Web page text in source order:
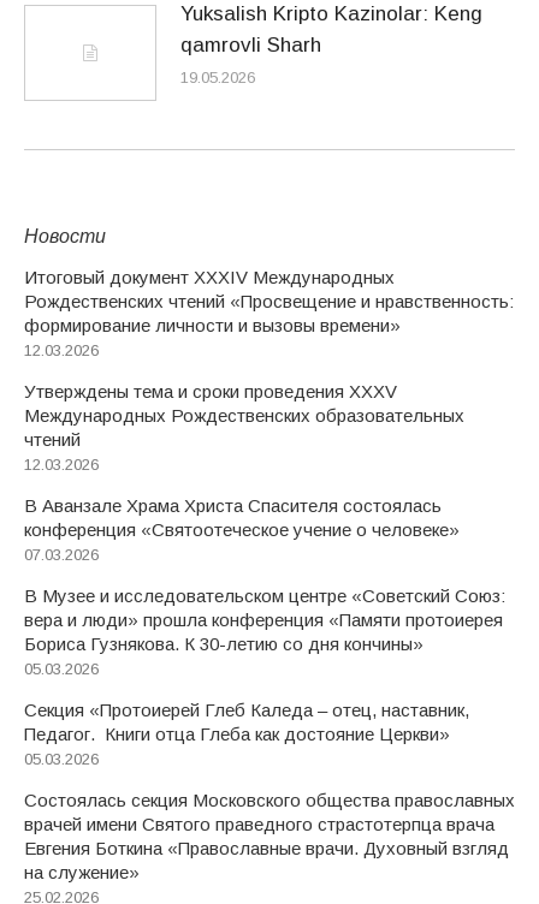
Yuksalish Kripto Kazinolar: Keng
qamrovli Sharh
19.05.2026
Новости
Итоговый документ XXХIV Международных
Рождественских чтений «Просвещение и нравственность:
формирование личности и вызовы времени»
12.03.2026
Утверждены тема и сроки проведения XXXV
Международных Рождественских образовательных
чтений
12.03.2026
В Аванзале Храма Христа Спасителя состоялась
конференция «Святоотеческое учение о человеке»
07.03.2026
В Музее и исследовательском центре «Советский Союз:
вера и люди» прошла конференция «Памяти протоиерея
Бориса Гузнякова. К 30-летию со дня кончины»
05.03.2026
Секция «Протоиерей Глеб Каледа – отец, наставник,
Педагог. Книги отца Глеба как достояние Церкви»
05.03.2026
Состоялась секция Московского общества православных
врачей имени Святого праведного страстотерпца врача
Евгения Боткина «Православные врачи. Духовный взгляд
на служение»
25.02.2026